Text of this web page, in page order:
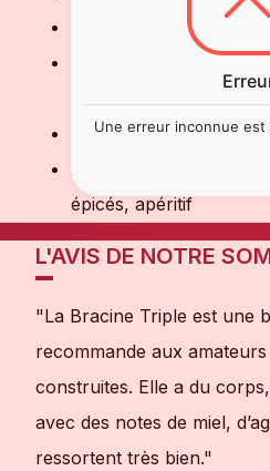
: Miel, agrumes,
: Ample,
Teneur en alcool: 9%
Accords mets-vins
:
épicés, apéritif
L'AVIS DE NOTRE
"La Bracine Triple est une
recommande aux
construites. Elle a du
avec des notes de miel,
ressortent très bien."
Une erreur inconnue est